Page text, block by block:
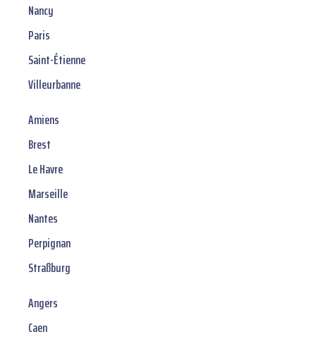
Nancy
Paris
Saint-Étienne
Villeurbanne
Amiens
Brest
Le Havre
Marseille
Nantes
Perpignan
Straßburg
Angers
Caen